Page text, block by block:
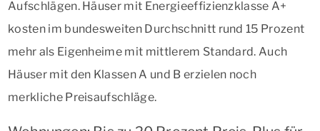
Aufschlägen. Häuser mit Energieeffizienzklasse A+
kosten im bundesweiten Durchschnitt rund 15 Prozent
mehr als Eigenheime mit mittlerem Standard. Auch
Häuser mit den Klassen A und B erzielen noch
merkliche Preisaufschläge.